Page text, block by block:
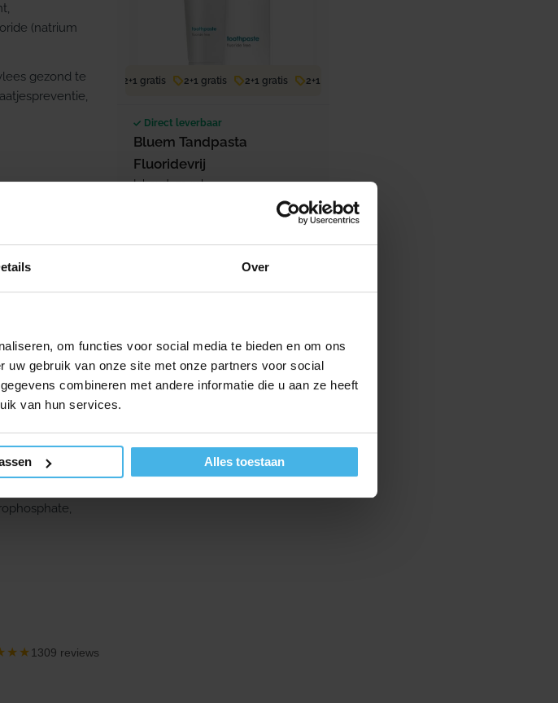
Over
om functies voor social media te bieden en om ons
gebruik van onze site met onze partners voor social
combineren met andere informatie die u aan ze heeft
van hun services.
Alles toestaan
(natrium
gezond te
care staat.
2+1 gratis 2+1 gratis 2+1 gratis 2+1 gratis
Direct leverbaar
Bluem Tandpasta
Fluoridevrij
Inhoud: 75 ml
1309 reviews